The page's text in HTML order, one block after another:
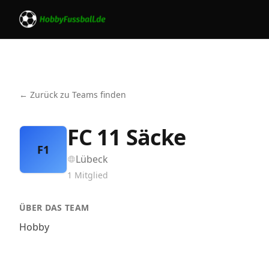
← Zurück zu Teams finden
F1 FC 11 Säcke
Lübeck
1 Mitglied
ÜBER DAS TEAM
Hobby